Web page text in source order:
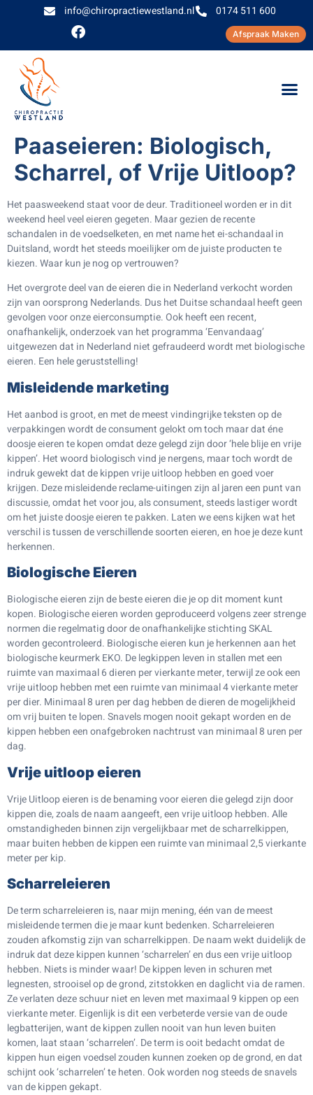
info@chiropractiewestland.nl 0174 511 600
Afspraak Maken
Paaseieren: Biologisch,
Scharrel, of Vrije Uitloop?
Het paasweekend staat voor de deur. Traditioneel worden er in dit
weekend heel veel eieren gegeten. Maar gezien de recente
schandalen in de voedselketen, en met name het ei-schandaal in
Duitsland, wordt het steeds moeilijker om de juiste producten te
kiezen. Waar kun je nog op vertrouwen?
Het overgrote deel van de eieren die in Nederland verkocht worden
zijn van oorsprong Nederlands. Dus het Duitse schandaal heeft geen
gevolgen voor onze eierconsumptie. Ook heeft een recent,
onafhankelijk, onderzoek van het programma ‘Eenvandaag’
uitgewezen dat in Nederland niet gefraudeerd wordt met biologische
eieren. Een hele geruststelling!
Misleidende marketing
Het aanbod is groot, en met de meest vindingrijke teksten op de
verpakkingen wordt de consument gelokt om toch maar dat éne
doosje eieren te kopen omdat deze gelegd zijn door ‘hele blije en vrije
kippen’. Het woord biologisch vind je nergens, maar toch wordt de
indruk gewekt dat de kippen vrije uitloop hebben en goed voer
krijgen. Deze misleidende reclame-uitingen zijn al jaren een punt van
discussie, omdat het voor jou, als consument, steeds lastiger wordt
om het juiste doosje eieren te pakken. Laten we eens kijken wat het
verschil is tussen de verschillende soorten eieren, en hoe je deze kunt
herkennen.
Biologische Eieren
Biologische eieren zijn de beste eieren die je op dit moment kunt
kopen. Biologische eieren worden geproduceerd volgens zeer strenge
normen die regelmatig door de onafhankelijke stichting SKAL
worden gecontroleerd. Biologische eieren kun je herkennen aan het
biologische keurmerk EKO. De legkippen leven in stallen met een
ruimte van maximaal 6 dieren per vierkante meter, terwijl ze ook een
vrije uitloop hebben met een ruimte van minimaal 4 vierkante meter
per dier. Minimaal 8 uren per dag hebben de dieren de mogelijkheid
om vrij buiten te lopen. Snavels mogen nooit gekapt worden en de
kippen hebben een onafgebroken nachtrust van minimaal 8 uren per
dag.
Vrije uitloop eieren
Vrije Uitloop eieren is de benaming voor eieren die gelegd zijn door
kippen die, zoals de naam aangeeft, een vrije uitloop hebben. Alle
omstandigheden binnen zijn vergelijkbaar met de scharrelkippen,
maar buiten hebben de kippen een ruimte van minimaal 2,5 vierkante
meter per kip.
Scharreleieren
De term scharreleieren is, naar mijn mening, één van de meest
misleidende termen die je maar kunt bedenken. Scharreleieren
zouden afkomstig zijn van scharrelkippen. De naam wekt duidelijk de
indruk dat deze kippen kunnen ‘scharrelen’ en dus een vrije uitloop
hebben. Niets is minder waar! De kippen leven in schuren met
legnesten, strooisel op de grond, zitstokken en daglicht via de ramen.
Ze verlaten deze schuur niet en leven met maximaal 9 kippen op een
vierkante meter. Eigenlijk is dit een verbeterde versie van de oude
legbatterijen, want de kippen zullen nooit van hun leven buiten
komen, laat staan ‘scharrelen’. De term is ooit bedacht omdat de
kippen hun eigen voedsel zouden kunnen zoeken op de grond, en dat
schijnt ook ‘scharrelen’ te heten. Ook worden nog steeds de snavels
van de kippen gekapt.